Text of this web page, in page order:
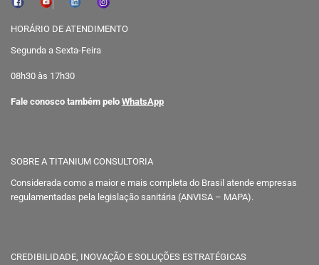
HORÁRIO DE ATENDIMENTO
Segunda a Sexta-Feira
08h30 às 17h30
Fale conosco também pelo WhatsApp
SOBRE A TITANIUM CONSULTORIA
Considerada como a maior e mais completa do Brasil atende empresas
regulamentadas pela legislação sanitária (ANVISA – MAPA).
CREDIBILIDADE, INOVAÇÃO E SOLUÇÕES ESTRATÉGICAS